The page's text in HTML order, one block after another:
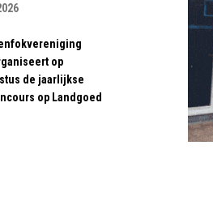
op
de jaarlijkse
op Landgoed